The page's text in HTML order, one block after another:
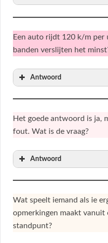
Een auto rijdt 120 k/m per
banden verslijten het
Antwoord
Het goede antwoord is ja,
fout. Wat is de vraag?
Antwoord
Wat speelt iemand als ie
opmerkingen maakt vanuit
standpunt?